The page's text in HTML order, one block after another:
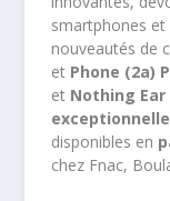
smartphones
nouveautés de
et Phone (2a)
et Nothing Ear
disponibles en
chez Fnac,